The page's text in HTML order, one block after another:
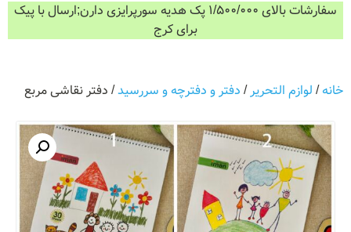
سفارشات بالای 1/500/000 پک هدیه سورپرایزی دارن;ارسال با پیک
برای کرج
التحریر/دفتر و دفترچه و سررسید/ دفتر نقاشی مربع